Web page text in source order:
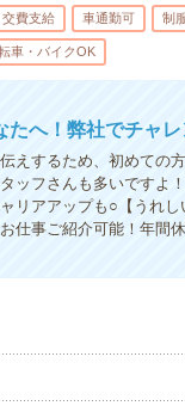
交費支給 車通勤可 制
車・バイクOK
へ！弊社でチャ
えするため、初めての
ッフさんも多いですよ
リアアップも○【うれ
仕事ご紹介可能！年間